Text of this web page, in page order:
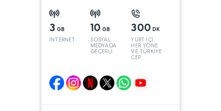
3 GB
İNTERNET
10 GB
SOSYAL
MEDYADA
GEÇERLİ
300 DK
YURT İÇİ
HER YÖNE
VE TÜRKİYE
CEP